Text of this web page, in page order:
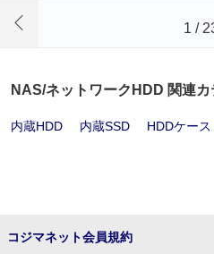
1 /
NAS/ネットワークHDD 関連カ
内蔵HDD 内蔵SSD HDDケース
コジマネット会員規約